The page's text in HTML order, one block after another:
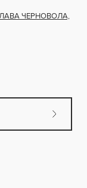
ЧЕРНОВОЛА,